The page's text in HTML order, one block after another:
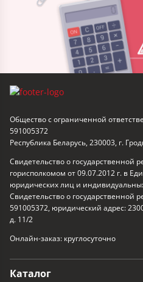
Общество с ограниченной
591005372
Республика Беларусь, 230003, г.
Свидетельство о государственной
горисполкомом от 09.07.2012 г. в
юридических лиц и
Свидетельство о государственной
591005372, юридический адрес:
д. 11/2
Онлайн-заказ: круглосуточно
Каталог